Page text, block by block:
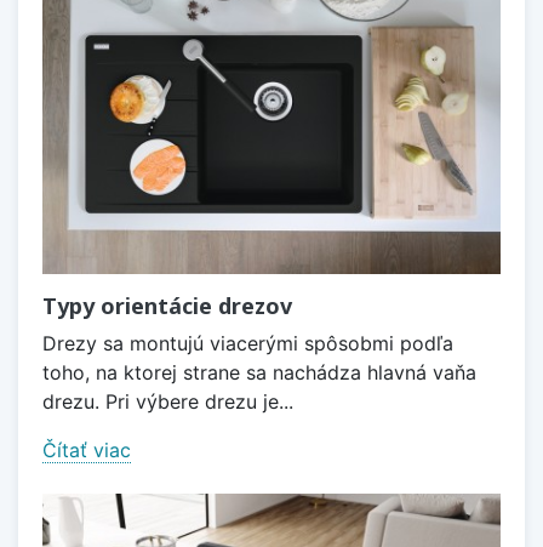
Typy orientácie drezov
Drezy sa montujú viacerými spôsobmi podľa
toho, na ktorej strane sa nachádza hlavná vaňa
drezu. Pri výbere drezu je...
Čítať viac